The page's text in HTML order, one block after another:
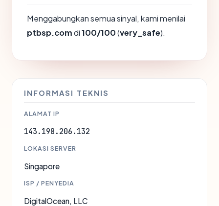
Menggabungkan semua sinyal, kami menilai
ptbsp.comdi100/100(very_safe).
INFORMASI TEKNIS
ALAMAT IP
143.198.206.132
LOKASI SERVER
Singapore
ISP / PENYEDIA
DigitalOcean, LLC